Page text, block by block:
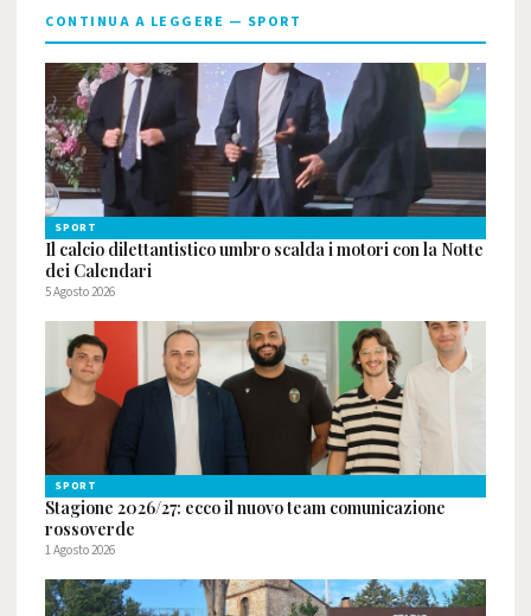
CONTINUA A LEGGERE — SPORT
SPORT
Il calcio dilettantistico umbro scalda i motori con la Notte
dei Calendari
5 Agosto 2026
SPORT
Stagione 2026/27: ecco il nuovo team comunicazione
rossoverde
1 Agosto 2026